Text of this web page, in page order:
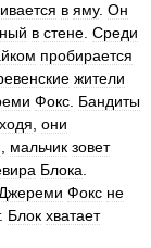
в яму. Он
в стене Среди
пробирается
жители
Фокс Бандиты
они
мальчик зовет
Блока
Джереми Фокс не
. Блок хватает